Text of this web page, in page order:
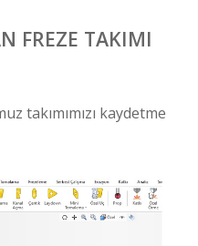
FREZE TAKIMI
takımımızı kaydetme